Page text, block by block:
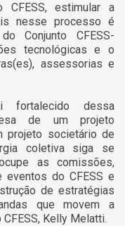
CFESS, estimular a
nesse processo é
Conjunto CFESS-
tecnológicas e o
assessorias e
fortalecido dessa
de um projeto
projeto societário de
coletiva siga se
as comissões,
eventos do CFESS e
de estratégias
que movem a
Kelly Melatti.